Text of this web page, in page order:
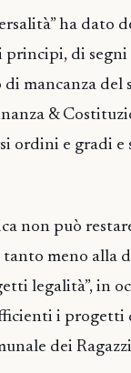
ha dato
di
di mancanza
&
ordini e gradi e
non può
meno alla
legalità”, in
i progetti
dei